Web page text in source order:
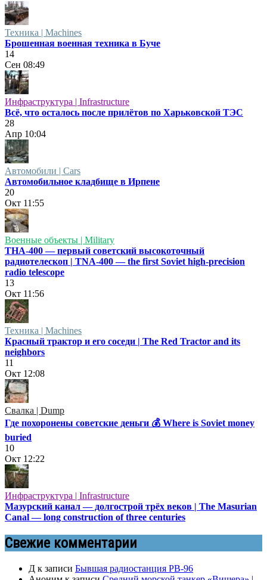
Техника | Machines
Брошенная военная техника в Буче
14
Сен 08:49
Инфраструктура | Infrastructure
Всё, что осталось после прилётов по Харьковской ТЭС
28
Апр 10:04
Автомобили | Cars
Автомобильное кладбище в Ирпене
20
Окт 11:55
Военные объекты | Military
ТНА-400 — первый советский высокоточный
радиотелескоп | TNA-400 — the first Soviet high-precision
radio telescope
13
Окт 11:56
Техника | Machines
Красный трактор и его соседи | The Red Tractor and its
neighbors
11
Окт 12:08
Свалка | Dump
Где похоронены советские деньги 💰 Where is Soviet money
buried
10
Окт 12:22
Инфраструктура | Infrastructure
Мазурский канал — долгострой трёх веков | The Masurian
Canal — long construction of three centuries
Свежие комментарии
Д к записи Бывшая радиостанция РВ-96